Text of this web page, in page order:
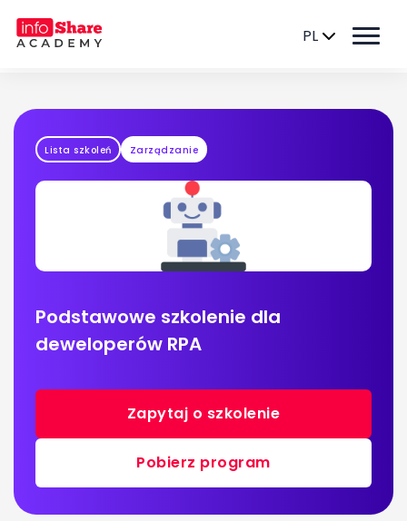
PL
Lista szkoleń Zarządzanie
Podstawowe szkolenie dla
deweloperów RPA
Zapytaj o szkolenie
Pobierz program